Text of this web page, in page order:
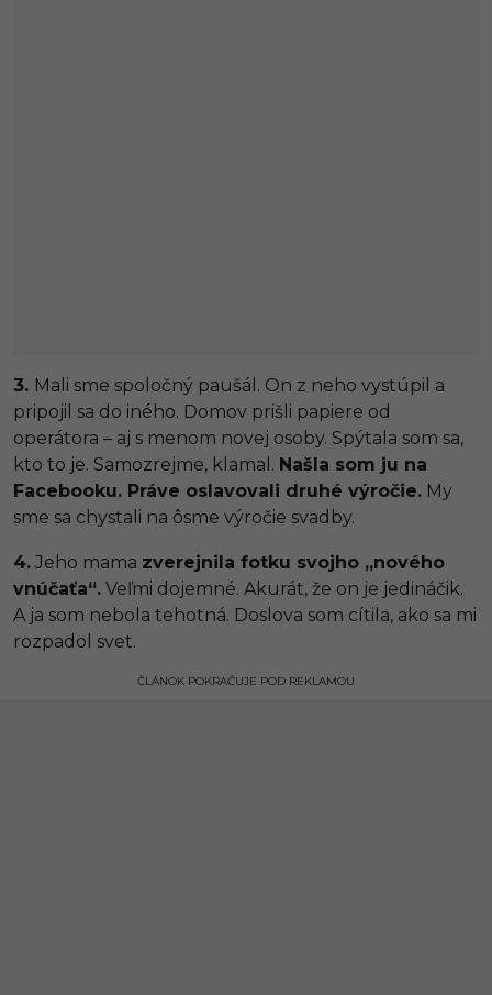
3. Mali sme spoločný paušál. On z neho vystúpil a
pripojil sa do iného. Domov prišli papiere od
operátora – aj s menom novej osoby. Spýtala som sa,
kto to je. Samozrejme, klamal. Našla som ju na
Facebooku. Práve oslavovali druhé výročie. My
sme sa chystali na ôsme výročie svadby.
4. Jeho mama zverejnila fotku svojho „nového
vnúčaťa“. Veľmi dojemné. Akurát, že on je jedináčik.
A ja som nebola tehotná. Doslova som cítila, ako sa mi
rozpadol svet.
ČLÁNOK POKRAČUJE POD REKLAMOU